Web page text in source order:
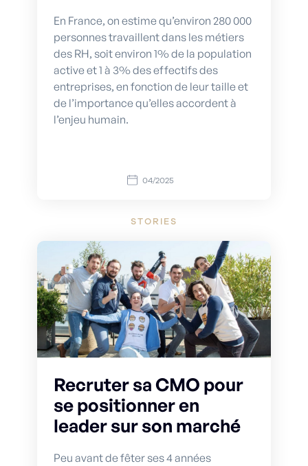
En France, on estime qu’environ 280 000
personnes travaillent dans les métiers
des RH, soit environ 1% de la population
active et 1 à 3% des effectifs des
entreprises, en fonction de leur taille et
de l’importance qu’elles accordent à
l’enjeu humain.
04/2025
STORIES
Recruter sa CMO pour
se positionner en
leader sur son marché
Peu avant de fêter ses 4 années